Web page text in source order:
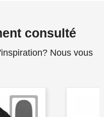
consulté
Nous vous